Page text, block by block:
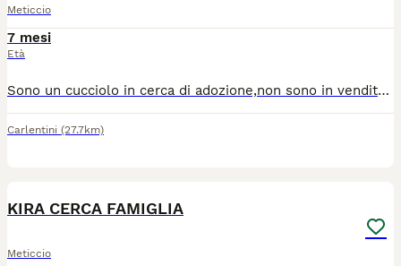
Meticcio
7 mesi
Età
Sono un cucciolo in cerca di adozione,non sono in vendita,futura taglia media contenuta. Amo stare in compagnia di persone e ad altri cani. Sono molto simpatico,curioso,allegro e socievole. Mi piace molto correre in spazi aperti e giocare,ho tanto da esplorare e imparare tante cose a me nuove. Cerco una famiglia che mi dia tante coccole e mi accolga con tanto amore che sia per sempre! Cerca casa in contesto sicuro è adatto alle sue esigenze-Adozione consapevole con disponibilità a visite pre-affido,iter sanitario completo.
Carlentini (27.7km)
KIRA CERCA FAMIGLIA
Meticcio